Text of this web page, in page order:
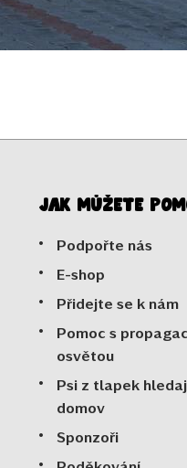
Jak můžete
Podpořte nás
E-shop
Přidejte se k nám
Pomoc s
osvětou
Psi z tlapek
domov
Sponzoři